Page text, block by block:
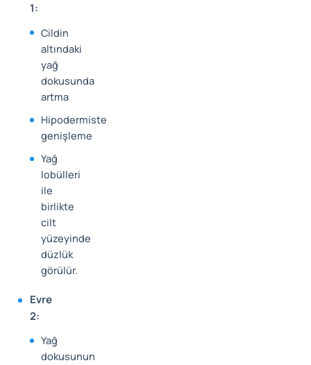
1:
Cildin
altındaki
yağ
dokusunda
artma
Hipodermiste
genişleme
Yağ
lobülleri
ile
birlikte
cilt
yüzeyinde
düzlük
görülür.
Evre
2:
Yağ
dokusunun